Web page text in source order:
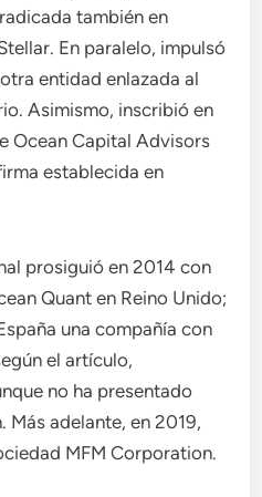
también en
En paralelo, impulsó
entidad enlazada al
Asimismo, inscribió en
Ocean Capital Advisors
establecida en
prosiguió en 2014 con
Quant en Reino Unido;
una compañía con
el artículo,
no ha presentado
Más adelante, en 2019,
MFM Corporation.